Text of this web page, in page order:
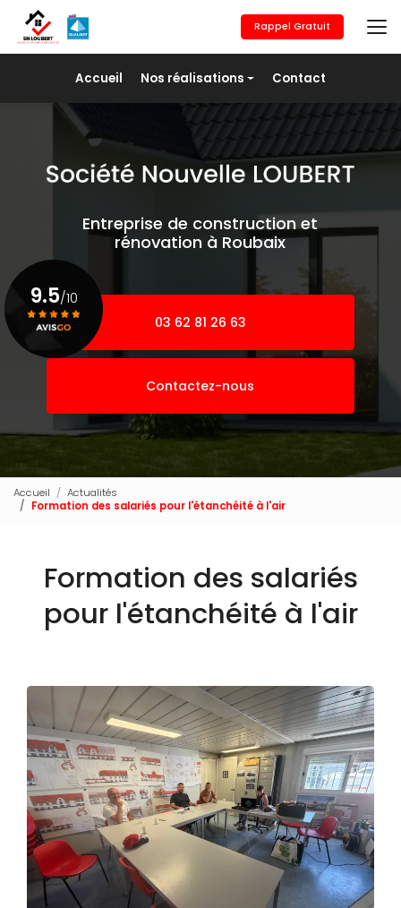
contenu
principal
Accueil Nos réalisations
Maçonnerie générale
Revêtement de sols
Placo/Isolation
Pose de fer
Contact
Rappel Gratuit
Entreprise de construction et
rénovation à Roubaix
03 62 81 26 63
Contactez-nous
9.5/10
Voir le certificat
Accueil
Actualités
Formation des salariés pour l'étanchéité à l'air
Formation des salariés
pour l'étanchéité à l'air